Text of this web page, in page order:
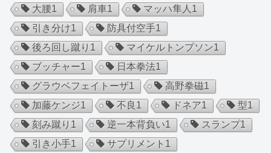
大腰1 肩車1 マッハ隼人 1
引き分け1 防具付空手1
後ろ回し蹴り 1 マイケルトンプソン1
ブッチャー1 日本拳法1
グラウベフェイトーザ1 高野拳磁1
加藤ケンジ1 不良 1 ドネア1 型1
刻み蹴り 1 逆一本背負い1 スランプ1
引き小手1 サプリメント 1